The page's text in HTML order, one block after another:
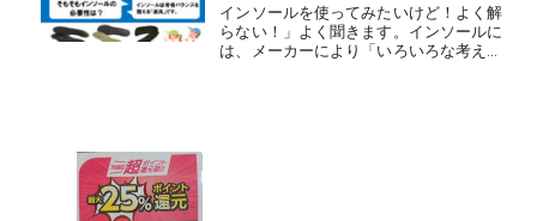
インソールを使ってみたいけど！よく解
らない！」よく聞きます。インソールに
は、メーカーにより「いろいろな考え方